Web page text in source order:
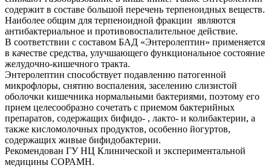
содержит в составе большой перечень терпеноидных веществ.
Наиболее общим для терпеноидной фракции являются
антибактериальное и противовоспалительное действие.
В соответствии с составом БАД «Энтеролептин» применяется
в качестве средства, улучшающего функциональное состояние
желудочно-кишечного тракта.
Энтеролептин способствует подавлению патогенной
микрофлоры, снятию воспаления, заселению слизистой
оболочки кишечника нормальными бактериями, поэтому его
прием целесообразно сочетать с приемом бактерийных
препаратов, содержащих бифидо- , лакто- и колибактерии, а
также кисломолочных продуктов, особенно йогуртов,
содержащих живые бифидобактерии.
Рекомендован ГУ НЦ Клинической и экспериментальной
медицины СОРАМН.